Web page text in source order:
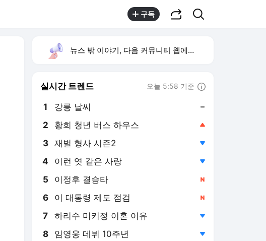
구독
뉴스 밖 이야기, 다음 커뮤니티 웹에서 보기
실시간 트렌드 오늘 5:58 기준
1 강릉 날씨
2 황희 청년 버스 하우스
3 재벌 형사 시즌2
4 이런 엿 같은 사랑
5 이정후 결승타
6 이 대통령 제도 점검
7 하리수 미키정 이혼 이유
8 임영웅 데뷔 10주년